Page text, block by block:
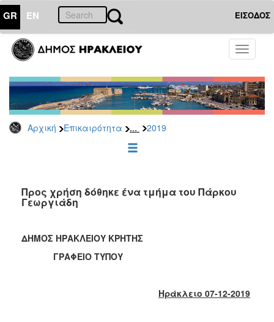
GR EN ΕΙΣΟΔΟΣ
Toggle
Αρχική Επικαιρότητα ... 2019
ΕΠΙΚΑΙΡΟΤΗΤΑ
Τύπου
Αρχείο
2026
2025
2022
2021
2019
2018
Προς χρήση δόθηκε ένα τμήμα του Πάρκου
Γεωργιάδη
ΔΗΜΟΣ ΗΡΑΚΛΕΙΟΥ ΚΡΗΤΗΣ
ΓΡΑΦΕΙΟ ΤΥΠΟΥ
Ηράκλειο 07-12-2019